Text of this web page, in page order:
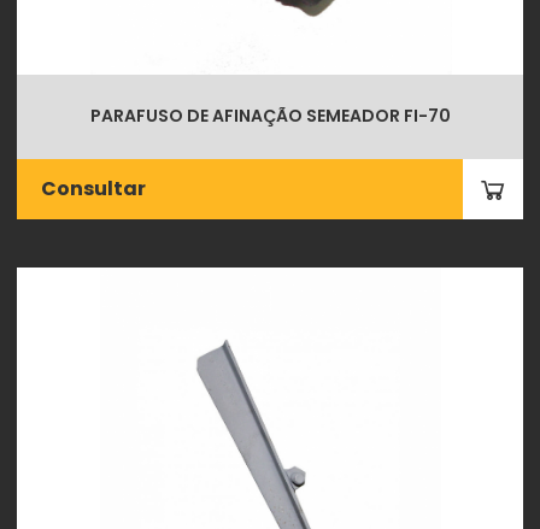
PARAFUSO DE AFINAÇÃO SEMEADOR FI-70
Consultar